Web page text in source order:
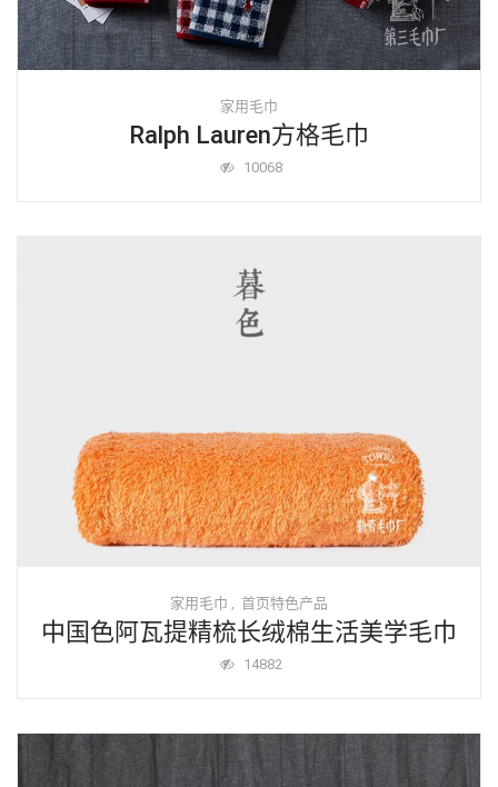
家用毛巾
Ralph Lauren方格毛巾
10068
家用毛巾 , 首页特色产品
中国色阿瓦提精梳长绒棉生活美学毛巾
14882